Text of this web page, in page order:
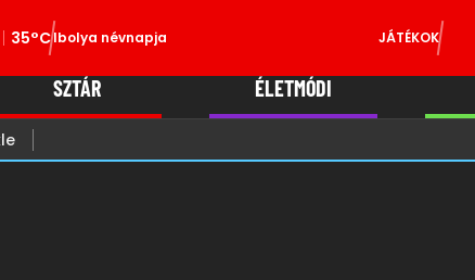
35°CIbolya névnapja JÁTÉKOK
SZTÁR ÉLETMÓDI